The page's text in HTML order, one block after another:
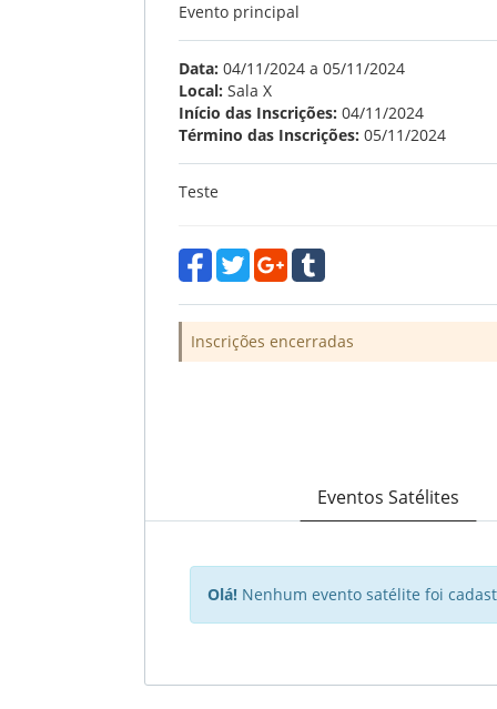
Evento principal
Data: 04/11/2024 a 05/11/2024
Local: Sala X
Início das Inscrições: 04/11/2024
Término das Inscrições: 05/11/2024
Teste
Inscrições encerradas
Eventos Satélites
Olá! Nenhum evento satélite foi